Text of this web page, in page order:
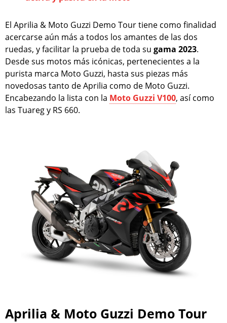
El Aprilia & Moto Guzzi Demo Tour tiene como finalidad
acercarse aún más a todos los amantes de las dos
ruedas, y facilitar la prueba de toda su gama 2023.
Desde sus motos más icónicas, pertenecientes a la
purista marca Moto Guzzi, hasta sus piezas más
novedosas tanto de Aprilia como de Moto Guzzi.
Encabezando la lista con la Moto Guzzi V100, así como
las Tuareg y RS 660.
Aprilia & Moto Guzzi Demo Tour